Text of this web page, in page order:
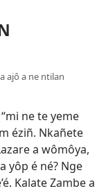
ajô a ne ntilan
ne te yeme
éziñ. Nkañete
a wômôya,
yôp é né? Nge
Kalate Zambe a